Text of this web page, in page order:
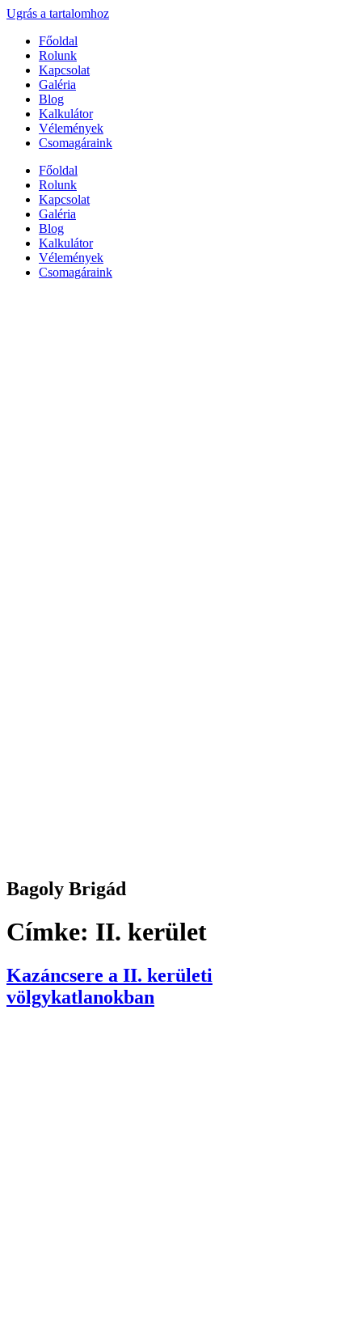
Ugrás a tartalomhoz
Főoldal
Rolunk
Kapcsolat
Galéria
Blog
Kalkulátor
Vélemények
Csomagáraink
Főoldal
Rolunk
Kapcsolat
Galéria
Blog
Kalkulátor
Vélemények
Csomagáraink
Bagoly Brigád
Címke: II. kerület
Kazáncsere a II. kerületi
völgykatlanokban